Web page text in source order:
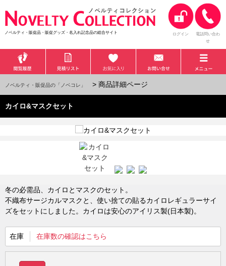
ノベルティ・販促品・販促グッズ・名入れ記念品の総合サイト ログイン
電話問い合わ
せ
ノベルティ・販促品の「ノベコレ」 > 商品詳細ページ
カイロ&マスクセット
冬の必需品、カイロとマスクのセット。
不織布サージカルマスクと、使い捨ての貼るカイロレギュラーサイ
ズをセットにしました。カイロは安心のアイリス製(日本製)。
在庫 在庫数の確認はこちら